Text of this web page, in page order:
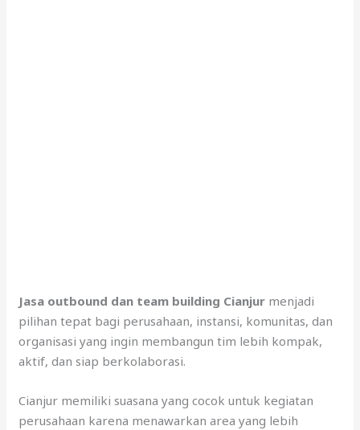
Jasa outbound dan team building Cianjur menjadi
pilihan tepat bagi perusahaan, instansi, komunitas, dan
organisasi yang ingin membangun tim lebih kompak,
aktif, dan siap berkolaborasi.
Cianjur memiliki suasana yang cocok untuk kegiatan
perusahaan karena menawarkan area yang lebih